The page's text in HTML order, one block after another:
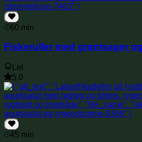
60 min
Fiskeruller med grøntsager
Let
5,0
45 min